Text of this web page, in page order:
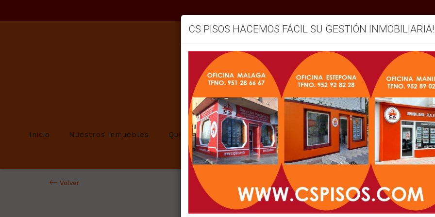
Inicio Nuestros inmuebles Quienes somos Servicios Vendemos su inmueble Blog
Volver
CS PISOS HACEMOS FÁCIL SU GESTIÓN INMOBILIARIA!